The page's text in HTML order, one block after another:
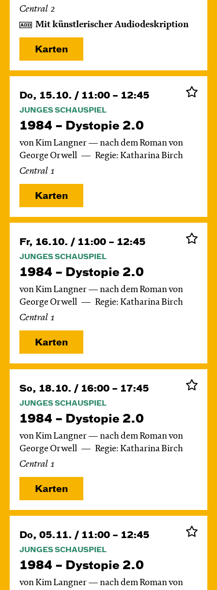
Central 2
Mit künstlerischer Audiodeskription
Karten
Do, 15.10. / 11:00 – 12:45
JUNGES SCHAUSPIEL
1984 – Dystopie 2.0
von Kim Langner — nach dem Roman von
George Orwell
Regie: Katharina Birch
Central 1
Karten
Fr, 16.10. / 11:00 – 12:45
JUNGES SCHAUSPIEL
1984 – Dystopie 2.0
von Kim Langner — nach dem Roman von
George Orwell
Regie: Katharina Birch
Central 1
Karten
So, 18.10. / 16:00 – 17:45
JUNGES SCHAUSPIEL
1984 – Dystopie 2.0
von Kim Langner — nach dem Roman von
George Orwell
Regie: Katharina Birch
Central 1
Karten
Do, 05.11. / 11:00 – 12:45
JUNGES SCHAUSPIEL
1984 – Dystopie 2.0
von Kim Langner — nach dem Roman von